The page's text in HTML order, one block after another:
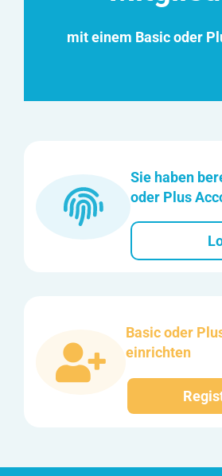
mit einem Basic oder
Sie haben
oder Plus
Basic oder
einrichten